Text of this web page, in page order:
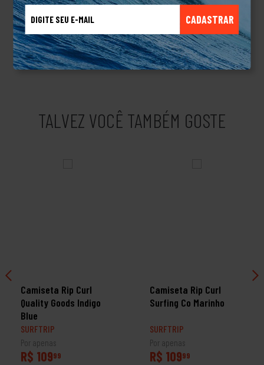
CADASTRAR
e aperfeiçoando suas criações, passando a produzir roupas
para esquiadores, para quem pratica Windsurf, snowboard e
navegadores, ampliando seu mercado. Eles não pararam por aí,
criaram linhas de produtos masculinos, femininos, linha de
acessório e muito mais.Produto Original.
TALVEZ VOCÊ TAMBÉM GOSTE
Camiseta Rip Curl
Quality Goods Indigo
Blue
SURFTRIP
Por apenas
R$ 10999
Camiseta Rip Curl
Surfing Co Marinho
SURFTRIP
Por apenas
R$ 10999